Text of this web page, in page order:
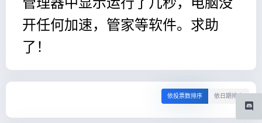
开任何加速，管家等软件。求助
了！
依投票数排序 依日期排序